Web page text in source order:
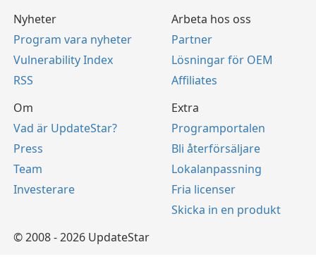
Nyheter
Program vara nyheter
Vulnerability Index
RSS
Arbeta hos oss
Partner
Lösningar för OEM
Affiliates
Om
Vad är UpdateStar?
Press
Team
Investerare
Extra
Programportalen
Bli återförsäljare
Lokalanpassning
Fria licenser
Skicka in en produkt
© 2008 - 2026 UpdateStar